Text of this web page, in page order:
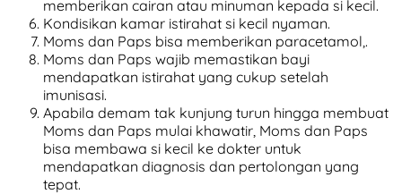
memberikan cairan atau minuman kepada si kecil.
Kondisikan kamar istirahat si kecil nyaman.
Moms dan Paps bisa memberikan paracetamol,.
Moms dan Paps wajib memastikan bayi
mendapatkan istirahat yang cukup setelah
imunisasi.
Apabila demam tak kunjung turun hingga membuat
Moms dan Paps mulai khawatir, Moms dan Paps
bisa membawa si kecil ke dokter untuk
mendapatkan diagnosis dan pertolongan yang
tepat.